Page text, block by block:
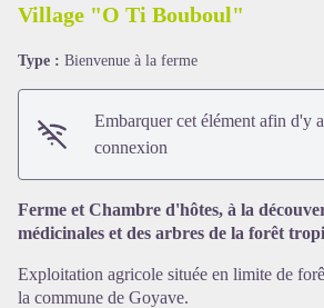
Village "O Ti Bouboul"
Type : Bienvenue à la ferme
Embarquer cet élément afin d'y
connexion
Ferme et Chambre d'hôtes, à la
médicinales et des arbres de la forêt
Exploitation agricole située en limite de
la commune de Goyave.